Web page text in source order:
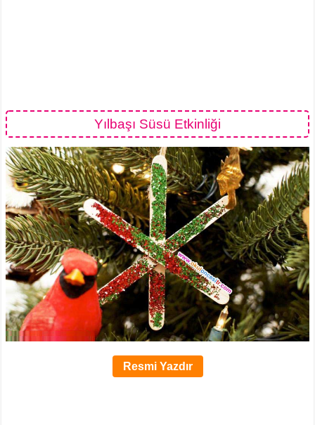
Yılbaşı Süsü Etkinliği
Resmi Yazdır